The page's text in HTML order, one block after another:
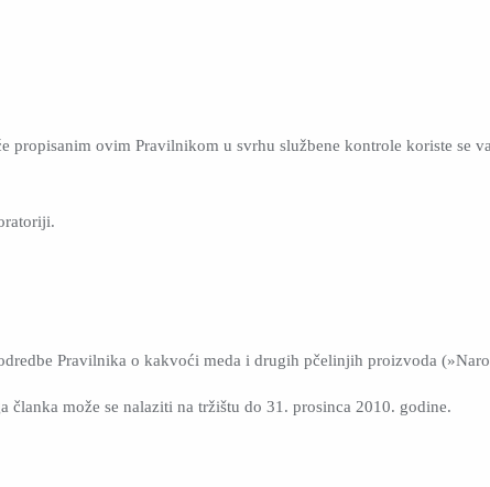
ovim Pravilnikom u svrhu službene kontrole koriste se
Pravilnika o kakvoći meda i drugih pčelinjih proizvoda
može se nalaziti na tržištu do 31. prosinca 2010. godine.